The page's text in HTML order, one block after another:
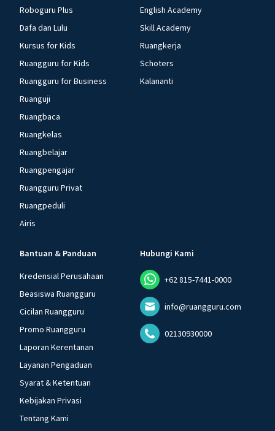
Roboguru Plus
Dafa dan Lulu
Kursus for Kids
Ruangguru for Kids
Ruangguru for Business
Ruanguji
Ruangbaca
Ruangkelas
Ruangbelajar
Ruangpengajar
Ruangguru Privat
Ruangpeduli
Airis
English Academy
Skill Academy
Ruangkerja
Schoters
Kalananti
Bantuan & Panduan
Kredensial Perusahaan
Beasiswa Ruangguru
Cicilan Ruangguru
Promo Ruangguru
Laporan Kerentanan
Layanan Pengaduan
Syarat & Ketentuan
Kebijakan Privasi
Tentang Kami
Hubungi Kami
+62 815-7441-0000
info@ruangguru.com
02130930000